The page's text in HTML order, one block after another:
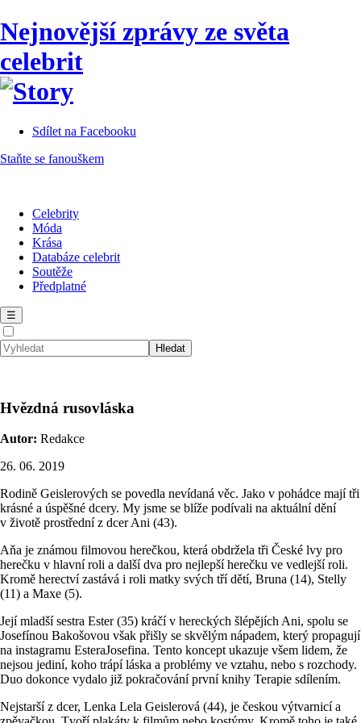
Nejnovější zprávy ze světa
celebrit
Sdílet na Facebooku
Staňte se fanouškem
Celebrity
Móda
Krása
Databáze celebrit
Soutěže
Předplatné
☰
Hvězdná rusovláska
Autor: Redakce
26. 06. 2019
Rodině Geislerových se povedla nevídaná věc. Jako v pohádce mají tři
krásné a úspěšné dcery. My jsme se blíže podívali na aktuální dění
v životě prostřední z dcer Ani (43).
Aňa je známou filmovou herečkou, která obdržela tři České lvy pro
herečku v hlavní roli a další dva pro nejlepší herečku ve vedlejší roli.
Kromě herectví zastává i roli matky svých tří dětí, Bruna (14), Stelly
(11) a Maxe (5).
Její mladší sestra Ester (35) kráčí v hereckých šlépějích Ani, spolu se
Josefínou Bakošovou však přišly se skvělým nápadem, který propagují
na instagramu EsteraJosefina. Tento koncept ukazuje všem lidem, že
nejsou jediní, koho trápí láska a problémy ve vztahu, nebo s rozchody.
Duo dokonce vydalo již pokračování první knihy Terapie sdílením.
Nejstarší z dcer, Lenka Lela Geislerová (44), je českou výtvarnicí a